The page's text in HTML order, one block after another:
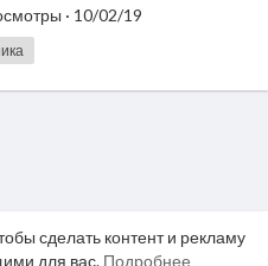
сделать контент и рекламу
для вас. Подробнее
· 10/02/19